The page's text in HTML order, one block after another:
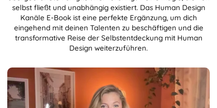
selbst fließt und unabhängig existiert. Das Human Design
Kanäle E-Book ist eine perfekte Ergänzung, um dich
eingehend mit deinen Talenten zu beschäftigen und die
transformative Reise der Selbstentdeckung mit Human
Design weiterzuführen.